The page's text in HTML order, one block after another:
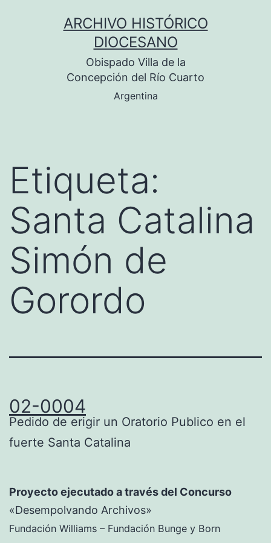
ARCHIVO HISTÓRICO
DIOCESANO
Obispado Villa de la
Concepción del Río Cuarto
Argentina
Etiqueta:
Santa Catalina
Simón de
Gorordo
02-0004
Pedido de erigir un Oratorio Publico en el
fuerte Santa Catalina
Proyecto ejecutado a través del Concurso
«Desempolvando Archivos»
Fundación Williams – Fundación Bunge y Born